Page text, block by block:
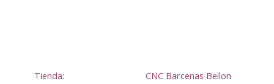
Tienda:
CNC Barcenas Bellon